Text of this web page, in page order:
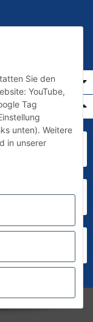
Versand
Sie den
YouTube,
Tag
unten). Weitere
in unserer